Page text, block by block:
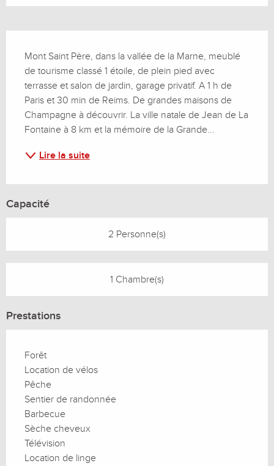
Mont Saint Père, dans la vallée de la Marne, meublé
de tourisme classé 1 étoile, de plein pied avec
terrasse et salon de jardin, garage privatif. A 1 h de
Paris et 30 min de Reims. De grandes maisons de
Champagne à découvrir. La ville natale de Jean de La
Fontaine à 8 km et la mémoire de la Grande...
Lire la suite
Capacité
2 Personne(s)
1 Chambre(s)
Prestations
Forêt
Location de vélos
Pêche
Sentier de randonnée
Barbecue
Sèche cheveux
Télévision
Location de linge